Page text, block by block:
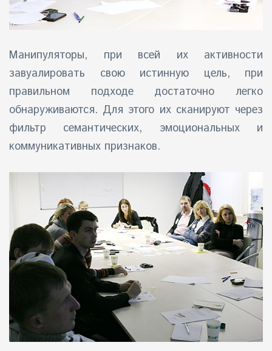
Манипуляторы, при всей их активности
завуалировать свою истинную цель, при
правильном подходе достаточно легко
обнаруживаются. Для этого их сканируют через
фильтр семантических, эмоциональных и
коммуникативных признаков.